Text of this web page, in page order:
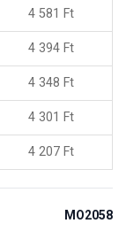
4 581 Ft
4 394 Ft
4 348 Ft
4 301 Ft
4 207 Ft
MO2058